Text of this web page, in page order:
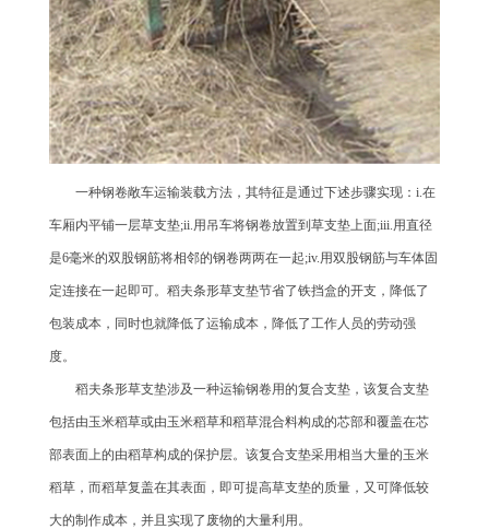
一种钢卷敞车运输装载方法，其特征是通过下述步骤实现：i.在
车厢内平铺一层草支垫;ii.用吊车将钢卷放置到草支垫上面;iii.用直径
是6毫米的双股钢筋将相邻的钢卷两两在一起;iv.用双股钢筋与车体固
定连接在一起即可。稻夫条形草支垫节省了铁挡盒的开支，降低了
包装成本，同时也就降低了运输成本，降低了工作人员的劳动强
度。
稻夫条形草支垫涉及一种运输钢卷用的复合支垫，该复合支垫
包括由玉米稻草或由玉米稻草和稻草混合料构成的芯部和覆盖在芯
部表面上的由稻草构成的保护层。该复合支垫采用相当大量的玉米
稻草，而稻草复盖在其表面，即可提高草支垫的质量，又可降低较
大的制作成本，并且实现了废物的大量利用。